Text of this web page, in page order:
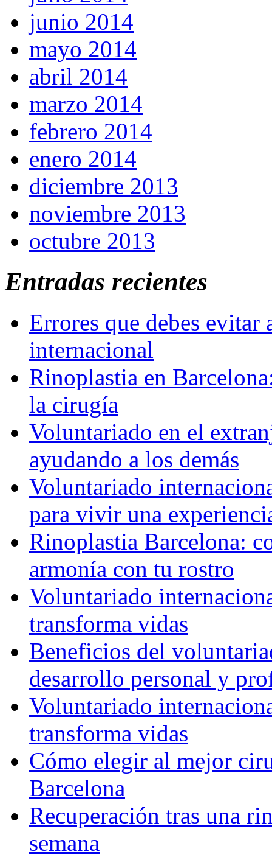
junio 2014
mayo 2014
abril 2014
marzo 2014
febrero 2014
enero 2014
diciembre 2013
noviembre 2013
octubre 2013
Entradas recientes
Errores que debes
internacional
Rinoplastia en
la cirugía
Voluntariado en el
ayudando a los demás
Voluntariado
para vivir una
Rinoplastia Barcelona:
armonía con tu rostro
Voluntariado
transforma vidas
Beneficios del
desarrollo personal y
Voluntariado
transforma vidas
Cómo elegir al mejor
Barcelona
Recuperación tras una
semana